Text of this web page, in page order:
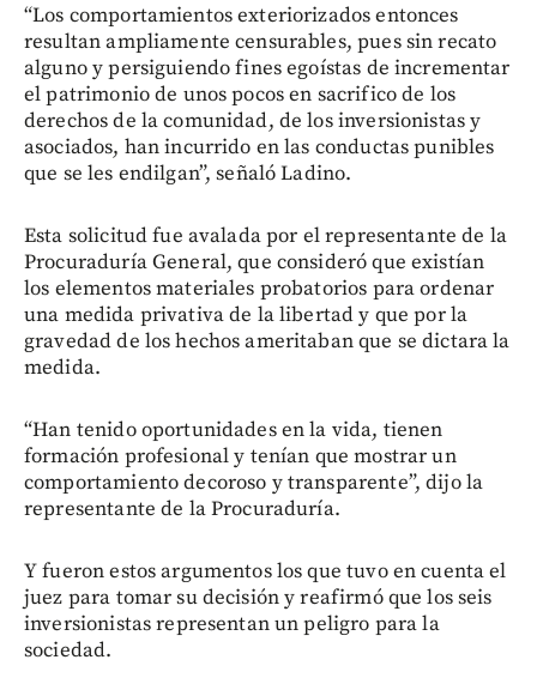
“Los comportamientos exteriorizados entonces
resultan ampliamente censurables, pues sin recato
alguno y persiguiendo fines egoístas de incrementar
el patrimonio de unos pocos en sacrifico de los
derechos de la comunidad, de los inversionistas y
asociados, han incurrido en las conductas punibles
que se les endilgan”, señaló Ladino.
Esta solicitud fue avalada por el representante de la
Procuraduría General, que consideró que existían
los elementos materiales probatorios para ordenar
una medida privativa de la libertad y que por la
gravedad de los hechos ameritaban que se dictara la
medida.
“Han tenido oportunidades en la vida, tienen
formación profesional y tenían que mostrar un
comportamiento decoroso y transparente”, dijo la
representante de la Procuraduría.
Y fueron estos argumentos los que tuvo en cuenta el
juez para tomar su decisión y reafirmó que los seis
inversionistas representan un peligro para la
sociedad.